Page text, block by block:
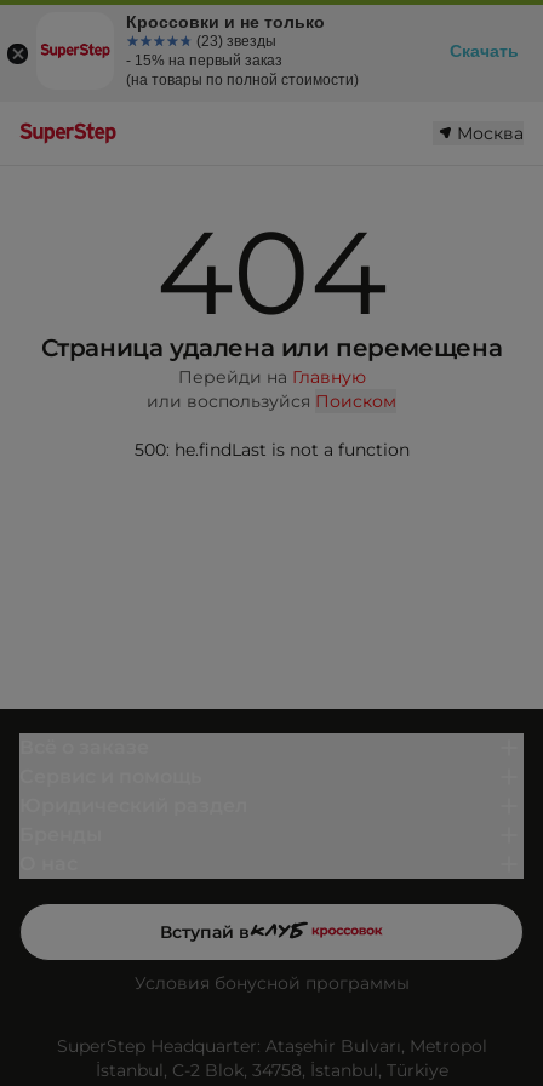
Москва
404
Страница удалена или перемещена
Перейди на Главную
или воспользуйся Поиском
500: he.findLast is not a function
Вступай в
Условия бонусной программы
SuperStep Headquarter: Ataşehir Bulvarı, Metropol
İstanbul, C-2 Blok, 34758, İstanbul, Türkiye
Кроссовки и не только
☆☆☆☆☆
★★★★★ (23) звезды
- 15% на первый заказ
(на товары по полной стоимости)
Скачать